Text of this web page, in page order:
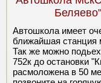
Беляево"
Автошкола имеет
ближайшая
Так же можно
752к до остановки
расмоложена в 50